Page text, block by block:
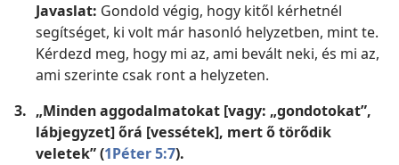
Javaslat: Gondold végig, hogy kitől kérhetnél
segítséget, ki volt már hasonló helyzetben, mint te.
Kérdezd meg, hogy mi az, ami bevált neki, és mi az,
ami szerinte csak ront a helyzeten.
3. „Minden aggodalmatokat [vagy: „gondotokat”,
lábjegyzet] őrá [vessétek], mert ő törődik
veletek” (1Péter 5:7).